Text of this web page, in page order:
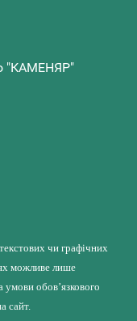
"КАМЕНЯР"
чи графічних
можливе лише
обов’язкового
сайт.